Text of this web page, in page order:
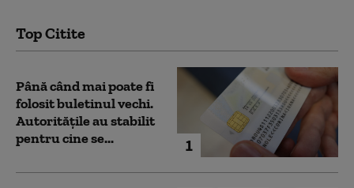
Top Citite
1
Până când mai poate fi
folosit buletinul vechi.
Autoritățile au stabilit
pentru cine se...